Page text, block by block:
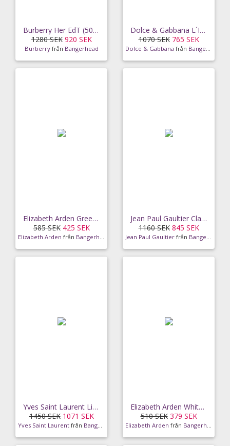
Burberry Her EdT (50 ml)
1280 SEK 920 SEK
Burberry från Bangerhead
Dolce & Gabbana L´Imperatrice EdT (50ml)
1070 SEK 765 SEK
Dolce & Gabbana från Bangerhead
Elizabeth Arden Green Tea Scent Spray EdT (100 ml)
585 SEK 425 SEK
Elizabeth Arden från Bangerhead
Jean Paul Gaultier Classique EdT (50ml)
1160 SEK 845 SEK
Jean Paul Gaultier från Bangerhead
Yves Saint Laurent Libre EdT (50ml)
1450 SEK 1071 SEK
Yves Saint Laurent från Bangerhead
Elizabeth Arden White Tea Lilac White Tea Lilac
510 SEK 379 SEK
Elizabeth Arden från Bangerhead